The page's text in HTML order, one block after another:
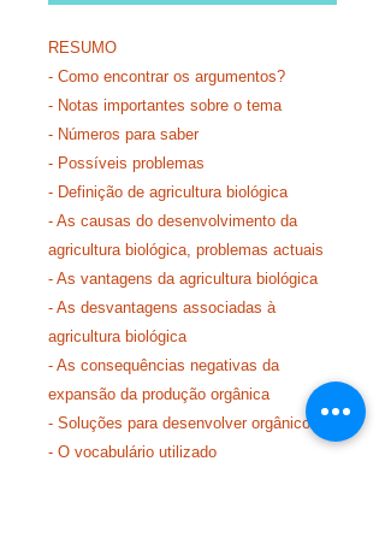
RESUMO
- Como encontrar os argumentos?
- Notas importantes sobre o tema
- Números para saber
- Possíveis problemas
- Definição de agricultura biológica
- As causas do desenvolvimento da
agricultura biológica, problemas actuais
- As vantagens da agricultura biológica
- As desvantagens associadas à
agricultura biológica
- As consequências negativas da
expansão da produção orgânica
- Soluções para desenvolver orgânicos
- O vocabulário utilizado